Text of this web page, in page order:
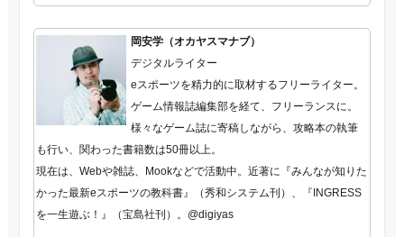
岡安学（オカヤスマナブ）
デジタルライター
eスポーツを精力的に取材するフリーライター。
ゲーム情報誌編集部を経て、フリーランスに。
様々なゲーム誌に寄稿しながら、攻略本の執筆
も行い、関わった書籍数は50冊以上。
現在は、Webや雑誌、Mookなどで活動中。近著に『みんなが知りた
かった最新eスポーツの教科書』（秀和システム刊）、『INGRESS
を一生遊ぶ！』（宝島社刊）。@digiyas